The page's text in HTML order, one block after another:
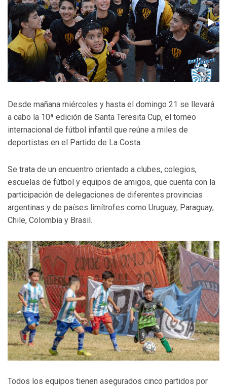
Desde mañana miércoles y hasta el domingo 21 se llevará
a cabo la 10ª edición de Santa Teresita Cup, el torneo
internacional de fútbol infantil que reúne a miles de
deportistas en el Partido de La Costa.
Se trata de un encuentro orientado a clubes, colegios,
escuelas de fútbol y equipos de amigos, que cuenta con la
participación de delegaciones de diferentes provincias
argentinas y de países limítrofes como Uruguay, Paraguay,
Chile, Colombia y Brasil.
Todos los equipos tienen asegurados cinco partidos por